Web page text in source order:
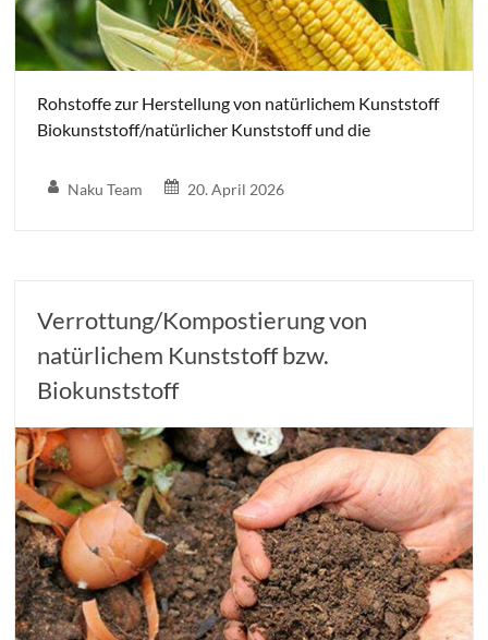
Rohstoffe zur Herstellung von natürlichem Kunststoff
Biokunststoff/natürlicher Kunststoff und die
Naku Team 20. April 2026
Verrottung/Kompostierung von
natürlichem Kunststoff bzw.
Biokunststoff